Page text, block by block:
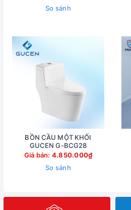
So sánh
BỒN CẦU MỘT KHỐI
GUCEN G-BCG28
Giá bán: 4.850.000₫
So sánh